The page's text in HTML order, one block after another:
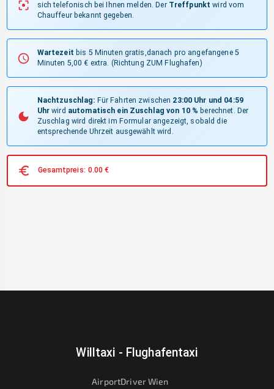
sich telefonisch bei Ihnen melden. Der Treffpunkt wird vom
Chauffeur bekannt gegeben.
Wartezeit bis 5 Minuten gratis,danach pro angefangene 5
Minuten 5,00 € extra. (Richtung ZUM Flughafen)
Nachtzuschlag: Für Fahrten zwischen 23:00 Uhr und 04:59
Uhr wird automatisch ein Zuschlag von 10 % berechnet. Der
Zuschlag wird direkt im Formular angezeigt, sobald die
entsprechende Uhrzeit ausgewählt wird.
Gesamtpreis: 0.00 €
Willtaxi - Flughafentaxi
AirportDriver Wien